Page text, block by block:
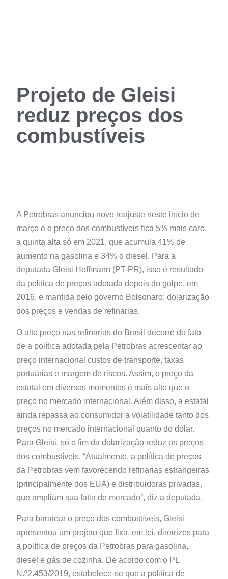
Projeto de Gleisi
reduz preços dos
combustíveis
A Petrobras anunciou novo reajuste neste início de
março e o preço dos combustíveis fica 5% mais caro,
a quinta alta só em 2021, que acumula 41% de
aumento na gasolina e 34% o diesel. Para a
deputada Gleisi Hoffmann (PT-PR), isso é resultado
da política de preços adotada depois do golpe, em
2016, e mantida pelo governo Bolsonaro: dolarização
dos preços e vendas de refinarias.
O alto preço nas refinarias do Brasil decorre do fato
de a política adotada pela Petrobras acrescentar ao
preço internacional custos de transporte, taxas
portuárias e margem de riscos. Assim, o preço da
estatal em diversos momentos é mais alto que o
preço no mercado internacional. Além disso, a estatal
ainda repassa ao consumidor a volatilidade tanto dos
preços no mercado internacional quanto do dólar.
Para Gleisi, só o fim da dolarização reduz os preços
dos combustíveis. “Atualmente, a política de preços
da Petrobras vem favorecendo refinarias estrangeiras
(principalmente dos EUA) e distribuidoras privadas,
que ampliam sua fatia de mercado”, diz a deputada.
Para baratear o preço dos combustíveis, Gleisi
apresentou um projeto que fixa, em lei, diretrizes para
a política de preços da Petrobras para gasolina,
diesel e gás de cozinha. De acordo com o PL
N.º2.453/2019, estabelece-se que a política de